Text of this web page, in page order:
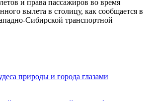
и права пассажиров во время
вылета в столицу, как сообщается в
Сибирской транспортной
природы и города глазами